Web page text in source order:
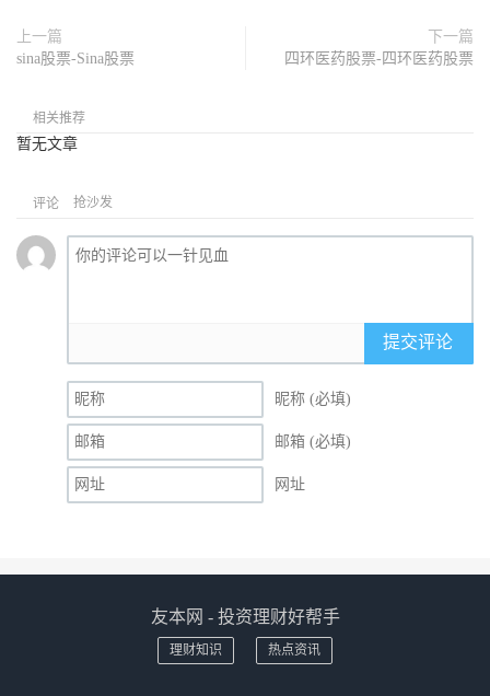
上一篇
sina股票-Sina股票
下一篇
四环医药股票-四环医药股票
相关推荐
暂无文章
评论 抢沙发
提交评论
昵称 (必填)
邮箱 (必填)
网址
友本网 - 投资理财好帮手
理财知识 热点资讯